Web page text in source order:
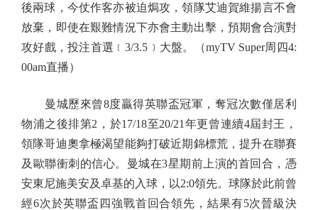
後兩球，今仗作客亦被迫焗攻，領隊艾迪賀維揚言不會
放棄，即使在艱難情況下亦會主動出擊，預期會合演對
攻好戲，投注首選﹝3/3.5﹞大盤。（myTV Super周四4:
00am直播）
曼城歷來曾8度贏得英聯盃冠軍，奪冠次數僅居利
物浦之後排第2，於17/18至20/21年更曾連續4屆封王，
領隊哥迪奧拿極渴望能夠打破近期錦標荒，提升在聯賽
及歐聯衝刺的信心。曼城在3星期前上演的首回合，憑
安東尼施美安及卓基的入球，以2:0領先。球隊於此前曾
經6次於英聯盃四強戰首回合領先，結果有5次晉級決